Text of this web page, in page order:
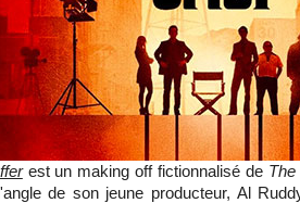
est un making off fictionnalisé de The
de son jeune producteur, Al